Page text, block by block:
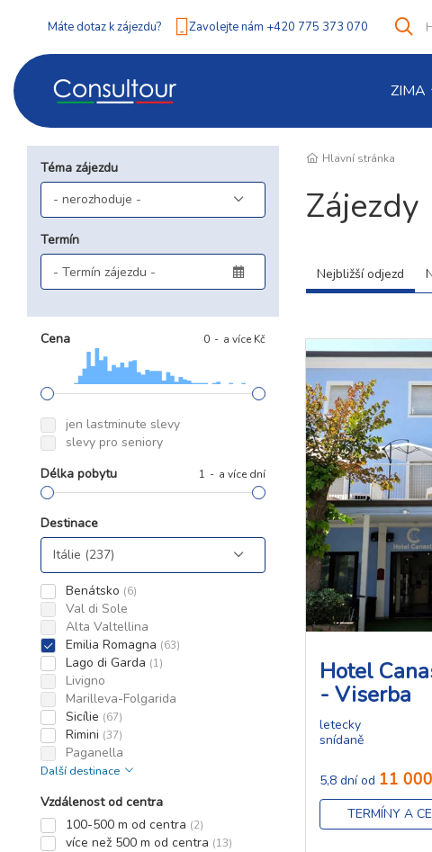
Máte dotaz k zájezdu? Zavolejte nám +420 775 373 070
ZIMA
Téma zájezdu
Termín
Cena 0 a více Kč
jen lastminute slevy
slevy pro seniory
Délka pobytu
1 a více dní
Destinace
Benátsko (6)
Val di Sole
Alta Valtellina
Emilia Romagna (63)
Lago di Garda (1)
Livigno
Marilleva-Folgarida
Sicílie (67)
Rimini (37)
Paganella
Další destinace
Vzdálenost od centra
100-500 m od centra (2)
více než 500 m od centra (13)
Hlavní stránka
Zájezdy
Nejbližší odjezd
Hotel
- Viserba
letecky
snídaně
5,8 dní od 11
TERMÍNY A